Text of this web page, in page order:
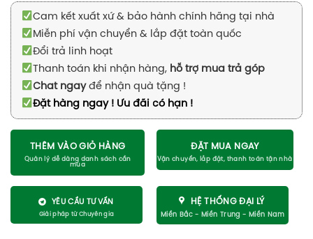
Cam kết xuất xứ & bảo hành chính hãng tại nhà
Miễn phí vận chuyển & lắp đặt toàn quốc
Đổi trả linh hoạt
Thanh toán khi nhận hàng, hỗ trợ mua trả góp
Chat ngayđể nhận quà tặng !
Đặt hàng ngay ! Ưu đãi có hạn !
THÊM VÀO GIỎ HÀNG ĐẶT MUA NGAY
YÊU CẦU TƯ VẤN HỆ THỐNG ĐẠI LÝ